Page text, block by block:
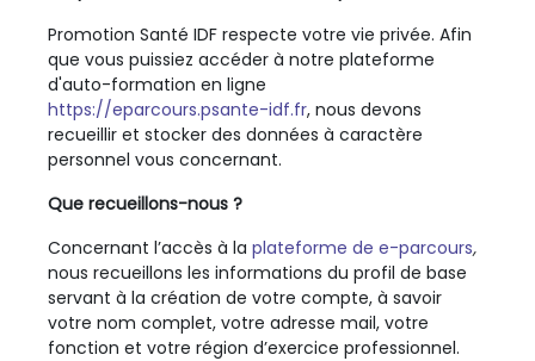
Promotion Santé IDF respecte votre vie privée. Afin
que vous puissiez accéder à notre plateforme
d'auto-formation en ligne
https://eparcours.psante-idf.fr, nous devons
recueillir et stocker des données à caractère
personnel vous concernant.
Que recueillons-nous ?
Concernant l’accès à la plateforme de e-parcours,
nous recueillons les informations du profil de base
servant à la création de votre compte, à savoir
votre nom complet, votre adresse mail, votre
fonction et votre région d’exercice professionnel.